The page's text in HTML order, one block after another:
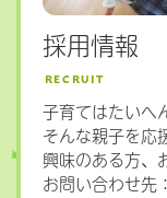
採用情報
RECRUIT
子育てはたいへ
そんな親子を応
興味のある方、
お問い合わせ先：